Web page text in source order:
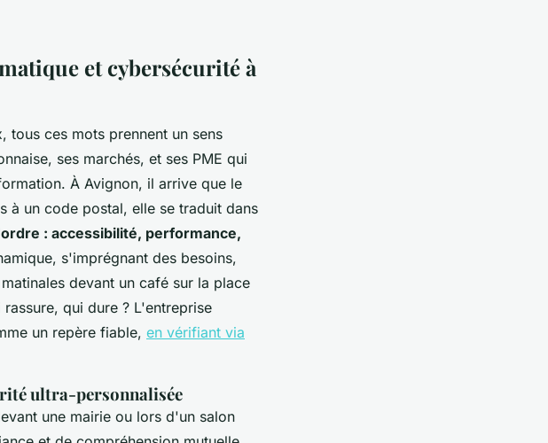
et cybersécurité à
tous ces mots prennent un sens
ses marchés, et ses PME qui
À Avignon, il arrive que le
à un code postal, elle se traduit dans
: accessibilité, performance,
s'imprégnant des besoins,
devant un café sur la place
qui dure ? L'entreprise
un repère fiable, en vérifiant via
ultra-personnalisée
une mairie ou lors d'un salon